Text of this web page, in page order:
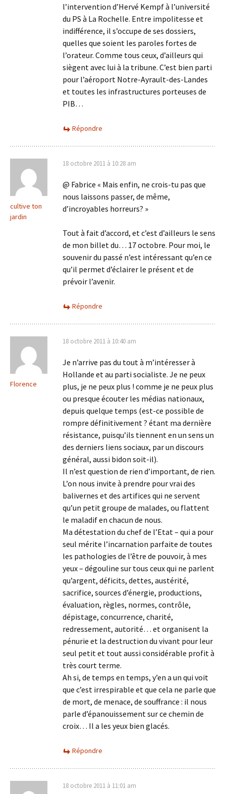
l’intervention d’Hervé Kempf à l’université
du PS à La Rochelle. Entre impolitesse et
indifférence, il s’occupe de ses dossiers,
quelles que soient les paroles fortes de
l’orateur. Comme tous ceux, d’ailleurs qui
siègent avec lui à la tribune. C’est bien parti
pour l’aéroport Notre-Ayrault-des-Landes
et toutes les infrastructures porteuses de
PIB…
Répondre
cultive ton
jardin
18 octobre 2011 à 10:28 am
@ Fabrice « Mais enfin, ne crois-tu pas que
nous laissons passer, de même,
d’incroyables horreurs? »
Tout à fait d’accord, et c’est d’ailleurs le sens
de mon billet du… 17 octobre. Pour moi, le
souvenir du passé n’est intéressant qu’en ce
qu’il permet d’éclairer le présent et de
prévoir l’avenir.
Répondre
Florence
18 octobre 2011 à 10:40 am
Je n’arrive pas du tout à m’intéresser à
Hollande et au parti socialiste. Je ne peux
plus, je ne peux plus ! comme je ne peux plus
ou presque écouter les médias nationaux,
depuis quelque temps (est-ce possible de
rompre définitivement ? étant ma dernière
résistance, puisqu’ils tiennent en un sens un
des derniers liens sociaux, par un discours
général, aussi bidon soit-il).
Il n’est question de rien d’important, de rien.
L’on nous invite à prendre pour vrai des
balivernes et des artifices qui ne servent
qu’un petit groupe de malades, ou flattent
le maladif en chacun de nous.
Ma détestation du chef de l’Etat – qui a pour
seul mérite l’incarnation parfaite de toutes
les pathologies de l’être de pouvoir, à mes
yeux – dégouline sur tous ceux qui ne parlent
qu’argent, déficits, dettes, austérité,
sacrifice, sources d’énergie, productions,
évaluation, règles, normes, contrôle,
dépistage, concurrence, charité,
redressement, autorité… et organisent la
pénurie et la destruction du vivant pour leur
seul petit et tout aussi considérable profit à
très court terme.
Ah si, de temps en temps, y’en a un qui voit
que c’est irrespirable et que cela ne parle que
de mort, de menace, de souffrance : il nous
parle d’épanouissement sur ce chemin de
croix… Il a les yeux bien glacés.
Répondre
18 octobre 2011 à 11:01 am